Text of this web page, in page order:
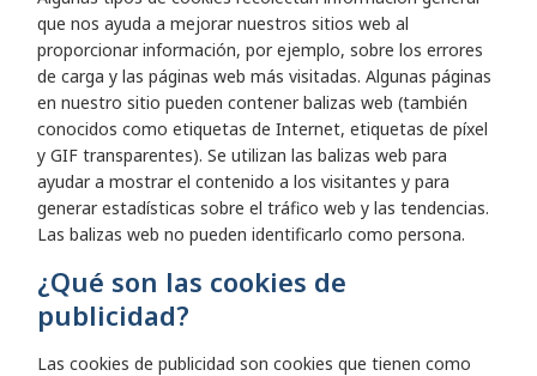
que nos ayuda a mejorar nuestros sitios web al
proporcionar información, por ejemplo, sobre los errores
de carga y las páginas web más visitadas. Algunas páginas
en nuestro sitio pueden contener balizas web (también
conocidos como etiquetas de Internet, etiquetas de píxel
y GIF transparentes). Se utilizan las balizas web para
ayudar a mostrar el contenido a los visitantes y para
generar estadísticas sobre el tráfico web y las tendencias.
Las balizas web no pueden identificarlo como persona.
¿Qué son las cookies de
publicidad?
Las cookies de publicidad son cookies que tienen como